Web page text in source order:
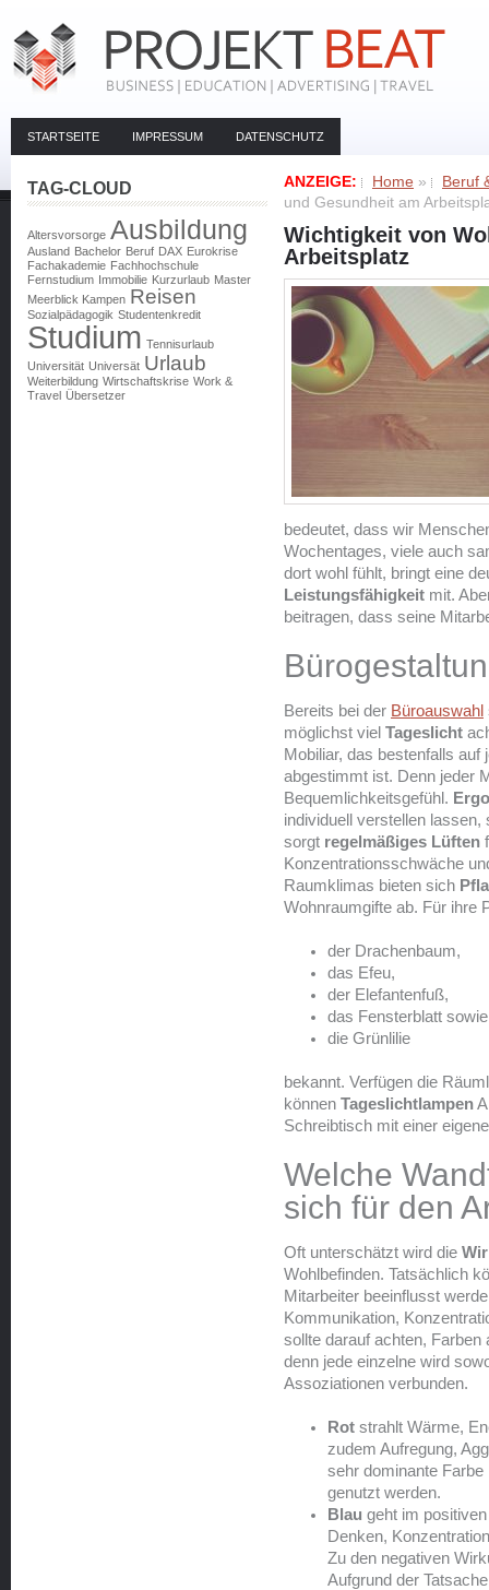
STARTSEITE IMPRESSUM DATENSCHUTZ
ANZEIGE: Home »
Beruf
und Gesundheit am
Wichtigkeit von
Arbeitsplatz
bedeutet, dass wir
Wochentages, viele auch
dort wohl fühlt, bringt eine
Leistungsfähigkeit mit.
beitragen, dass seine
Bereits bei der Büroauswahl
möglichst viel Tageslicht
Mobiliar, das bestenfalls auf
abgestimmt ist. Denn jeder
Bequemlichkeitsgefühl.
individuell verstellen lassen,
sorgt regelmäßiges Lüften
Konzentrationsschwäche
Raumklimas bieten sich
Wohnraumgifte ab. Für ihre
der Drachenbaum,
das Efeu,
der Elefantenfuß,
das Fensterblatt sowie
die Grünlilie
bekannt. Verfügen die
können Tageslichtlampen
Schreibtisch mit einer
Welche
sich für den
Oft unterschätzt wird die
Wohlbefinden. Tatsächlich
Mitarbeiter beeinflusst
Kommunikation,
sollte darauf achten,
denn jede einzelne wird
Assoziationen verbunden.
Rot strahlt Wärme,
zudem Aufregung,
sehr dominante Farbe
genutzt werden.
Blau geht im
Denken,
Zu den negativen
Aufgrund der
TAG-CLOUD
Altersvorsorge Ausbildung
Ausland Bachelor Beruf DAX Eurokrise
Fachakademie Fachhochschule
Fernstudium Immobilie Kurzurlaub Master
Meerblick Kampen Reisen
Sozialpädagogik Studentenkredit
Studium Tennisurlaub
Universität Universät Urlaub
Weiterbildung Wirtschaftskrise Work &
Travel Übersetzer